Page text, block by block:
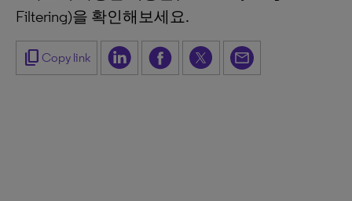
Filtering)을 확인해보세요.
content_copy Copy link